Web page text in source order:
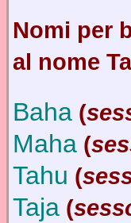
Nomi per
al nome
Baha (
Maha (
Tahu (
Taja (